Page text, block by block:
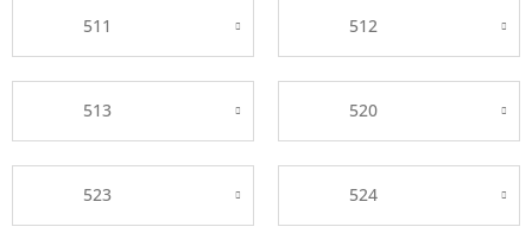
511 512
513 520
523 524